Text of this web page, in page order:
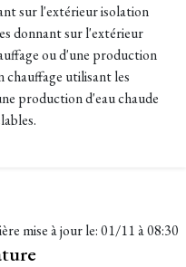
sur l'extérieur isolation
donnant sur l'extérieur
ou d'une production
chauffage utilisant les
production d'eau chaude
mise à jour le:01/11 à 08:30